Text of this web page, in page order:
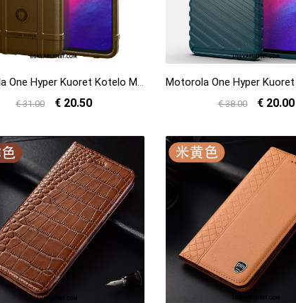
€ 31.00 € 20.50 € 38.00 € 20.00